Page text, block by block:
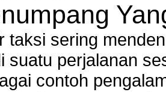
taksi sering
suatu perjalanan
contoh